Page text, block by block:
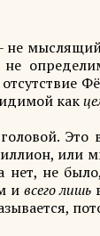
– не
как
или
не
и всего лишь